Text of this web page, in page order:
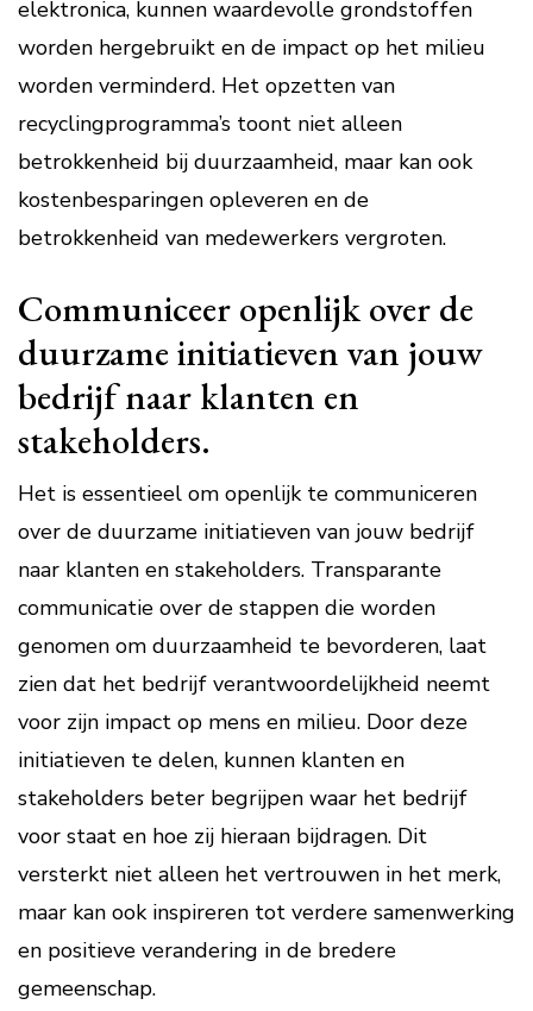
elektronica, kunnen waardevolle grondstoffen
worden hergebruikt en de impact op het milieu
worden verminderd. Het opzetten van
recyclingprogramma’s toont niet alleen
betrokkenheid bij duurzaamheid, maar kan ook
kostenbesparingen opleveren en de
betrokkenheid van medewerkers vergroten.
Communiceer openlijk over de
duurzame initiatieven van jouw
bedrijf naar klanten en
stakeholders.
Het is essentieel om openlijk te communiceren
over de duurzame initiatieven van jouw bedrijf
naar klanten en stakeholders. Transparante
communicatie over de stappen die worden
genomen om duurzaamheid te bevorderen, laat
zien dat het bedrijf verantwoordelijkheid neemt
voor zijn impact op mens en milieu. Door deze
initiatieven te delen, kunnen klanten en
stakeholders beter begrijpen waar het bedrijf
voor staat en hoe zij hieraan bijdragen. Dit
versterkt niet alleen het vertrouwen in het merk,
maar kan ook inspireren tot verdere samenwerking
en positieve verandering in de bredere
gemeenschap.